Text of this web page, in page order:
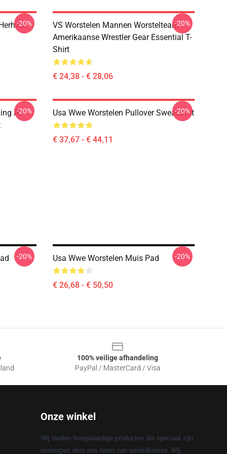
-20%
VS Worstelen Mannen Worstelteam
Amerikaanse Wrestler Gear Essential T-
Shirt
€ 24,38 - € 28,06
-20%
All
-20% Usa Wwe Worstelen Pullover Sweatshirt
€ 37,67 - € 44,11
-20%
-20% Usa Wwe Worstelen Muis Pad
€ 26,68 - € 50,50
-20%
100% veilige afhandeling
PayPal / MasterCard / Visa
Onze winkel
Wij bieden hoogwaardige producten die speciaal zijn
ontworpen door ons team van wereldklasse. Wij